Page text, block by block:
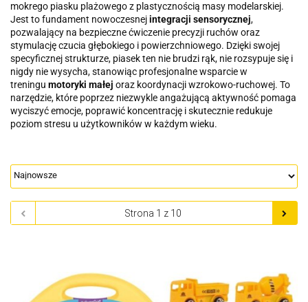
mokrego piasku plażowego z plastycznością masy modelarskiej.
Jest to fundament nowoczesnejintegracji sensorycznej,
pozwalający na bezpieczne ćwiczenie precyzji ruchów oraz
stymulację czucia głębokiego i powierzchniowego. Dzięki swojej
specyficznej strukturze, piasek ten nie brudzi rąk, nie rozsypuje się i
nigdy nie wysycha, stanowiąc profesjonalne wsparcie w
treningu motoryki małej oraz koordynacji wzrokowo-ruchowej. To
narzędzie, które poprzez niezwykle angażującą aktywność pomaga
wyciszyć emocje, poprawić koncentrację i skutecznie redukuje
poziom stresu u użytkowników w każdym wieku.